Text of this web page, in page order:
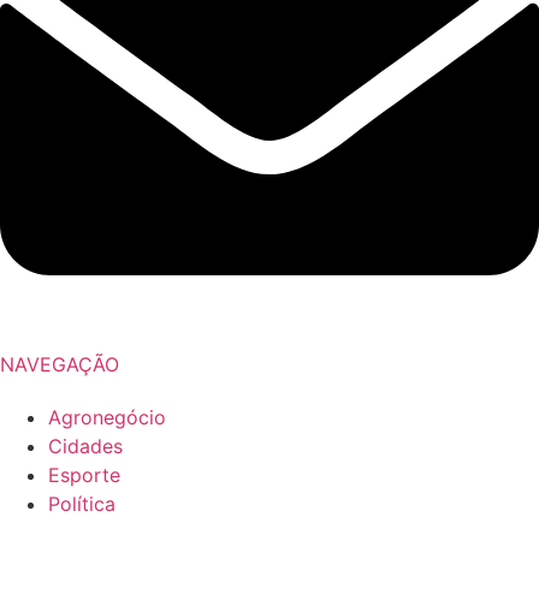
NAVEGAÇÃO
Agronegócio
Cidades
Esporte
Política